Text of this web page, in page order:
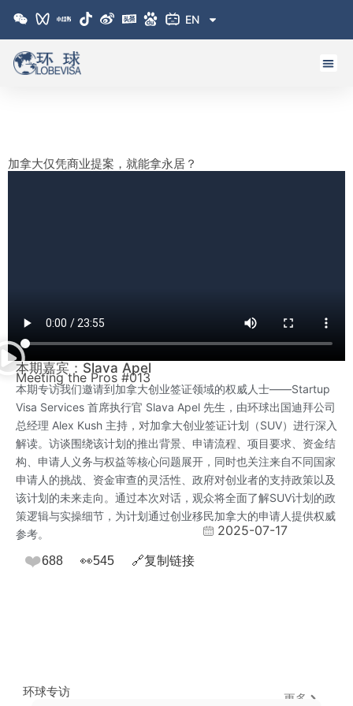
EN
加拿大仅凭商业提案，就能拿永居？
本期嘉宾：Slava Apel
Meeting the Pros #013
本期专访我们邀请到加拿大创业签证领域的权威人士——Startup
Visa Services 首席执行官 Slava Apel 先生，由环球出国迪拜公司
总经理 Alex Kush 主持，对加拿大创业签证计划（SUV）进行深入
解读。访谈围绕该计划的推出背景、申请流程、项目要求、资金结
构、申请人义务与权益等核心问题展开，同时也关注来自不同国家
申请人的挑战、资金审查的灵活性、政府对创业者的支持政策以及
该计划的未来走向。通过本次对话，观众将全面了解SUV计划的政
策逻辑与实操细节，为计划通过创业移民加拿大的申请人提供权威
参考。
❤️688 👀545 🔗复制链接
2025-07-17
环球专访 更多